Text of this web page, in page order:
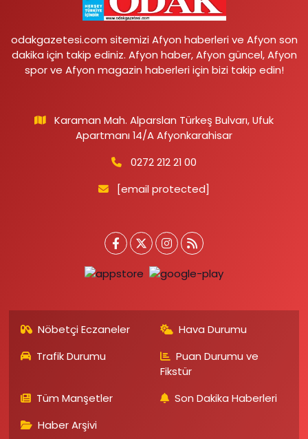
odakgazetesi.com sitemizi Afyon haberleri ve Afyon son
dakika için takip ediniz. Afyon haber, Afyon güncel, Afyon
spor ve Afyon magazin haberleri için bizi takip edin!
Karaman Mah. Alparslan Türkeş Bulvarı, Ufuk
Apartmanı 14/A Afyonkarahisar
0272 212 21 00
[email protected]
Nöbetçi Eczaneler
Hava Durumu
Trafik Durumu
Puan Durumu ve
Fikstür
Tüm Manşetler
Son Dakika Haberleri
Haber Arşivi